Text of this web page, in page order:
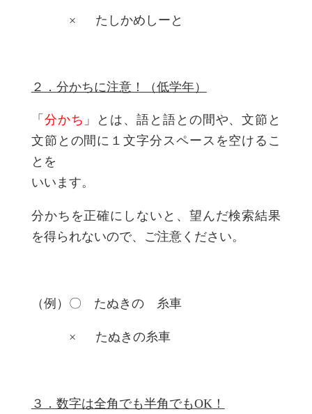
× たしかめしーと
２．分かちに注意！（低学年）
「 分かち 」とは、語と語との間や、文節と
文節との間に１文字分スペースを空けるこ
とを
いいます。
分かちを正確にしないと、望んだ検索結果
を得られないので、ご注意ください。
（例）〇 たぬきの 糸車
× たぬきの糸車
３．数字は全角でも半角でもOK ！